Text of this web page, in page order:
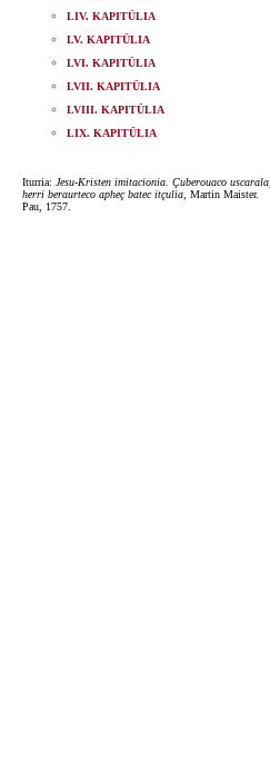
LIV. KAPITÜLIA
LV. KAPITÜLIA
LVI. KAPITÜLIA
LVII. KAPITÜLIA
LVIII. KAPITÜLIA
LIX. KAPITÜLIA
Iturria: Jesu-Kristen imitacionia. Çuberouaco uscarala,
herri beraurteco apheç batec itçulia , Martin Maister.
Pau, 1757.